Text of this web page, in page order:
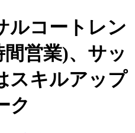
ルコートレン
間営業)、サッ
スキルアップ
ク